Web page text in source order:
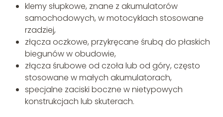
klemy słupkowe, znane z akumulatorów
samochodowych, w motocyklach stosowane
rzadziej,
złącza oczkowe, przykręcane śrubą do płaskich
biegunów w obudowie,
złącza śrubowe od czoła lub od góry, często
stosowane w małych akumulatorach,
specjalne zaciski boczne w nietypowych
konstrukcjach lub skuterach.